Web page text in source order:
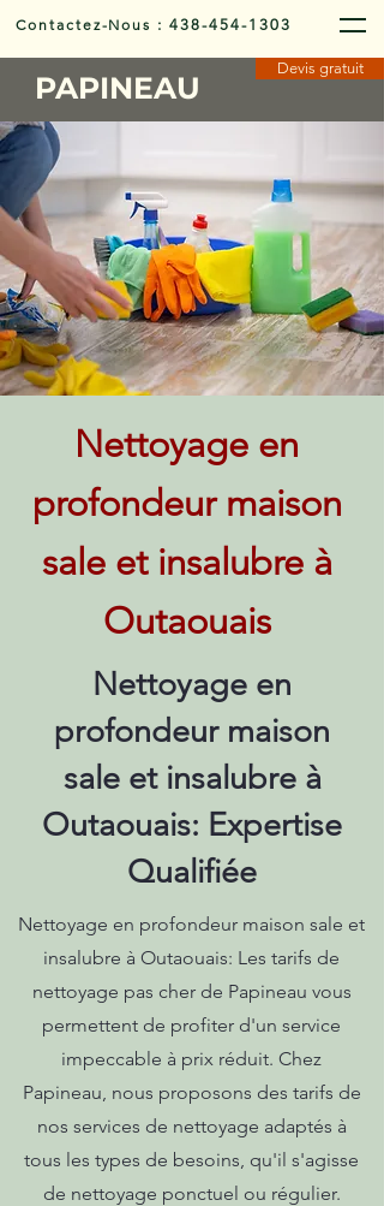
Contactez-Nous :438-454-1303
PAPINEAU
Devis gratuit
Nettoyage en
profondeur maison
sale et insalubre à
Outaouais
Nettoyage en
profondeur maison
sale et insalubre à
Outaouais: Expertise
Qualifiée
Nettoyage en profondeur maison sale et
insalubre à Outaouais: Les tarifs de
nettoyage pas cher de Papineau vous
permettent de profiter d'un service
impeccable à prix réduit. Chez
Papineau, nous proposons des tarifs de
nos services de nettoyage adaptés à
tous les types de besoins, qu'il s'agisse
de nettoyage ponctuel ou régulier.